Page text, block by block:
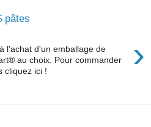
pâtes
›
l'achat d'un emballage de
au choix. Pour commander
cliquez ici !